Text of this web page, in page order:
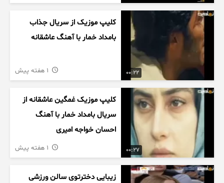
00:22
کلیپ موزیک از سریال جذاب
بامداد خمار با آهنگ عاشقانه
00:27
کلیپ موزیک غمگین عاشقانه از
سریال بامداد خمار با آهنگ
احسان خواجه امیری
زیبایی دخترتوی سالن ورزشی